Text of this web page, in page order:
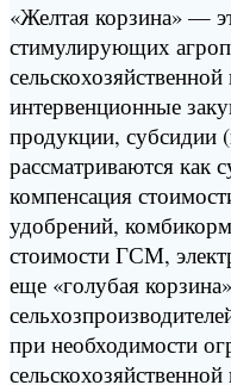
«Желтая корзина» —
стимулирующих
интервенционные
продукции, субсидии
рассматриваются как
компенсация
удобрений,
стоимости ГСМ,
еще «голубая
при необходимости